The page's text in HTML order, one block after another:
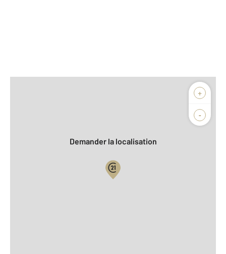
+
-
Biens vendus
Demander la localisation